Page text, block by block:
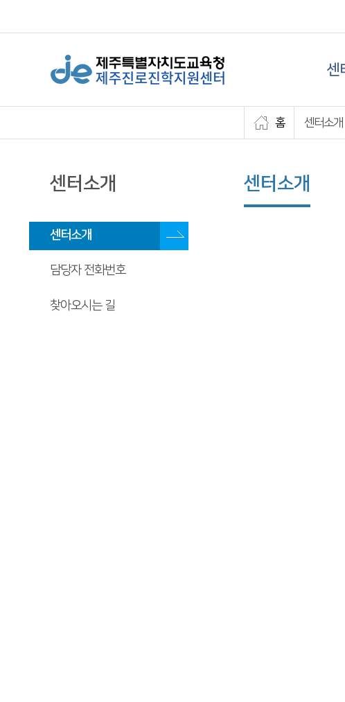
센
센
홈 센터소개
센터소개
센터소개
담당자 전화번호
찾아오시는 길
센터소개